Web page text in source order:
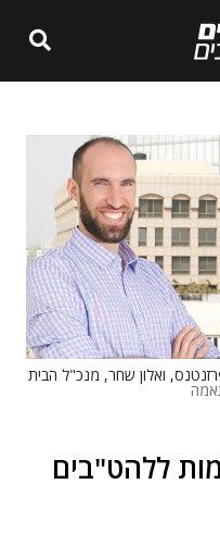
ואלון שחר, מנכ"ל הבית
ללהט"בים